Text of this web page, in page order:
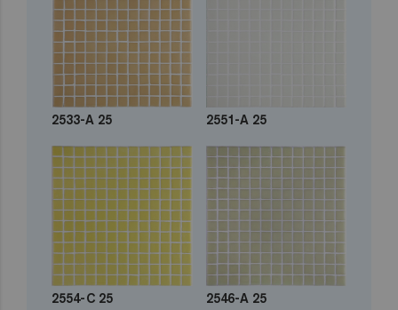
2533-A 25 2551-A 25
2554-C 25 2546-A 25